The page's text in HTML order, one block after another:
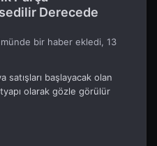
Derecede
bir haber ekledi, 13
satışları başlayacak olan
olarak gözle görülür